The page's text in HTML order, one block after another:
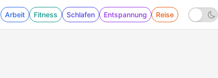
Arbeit Fitness Schlafen Entspannung Reise